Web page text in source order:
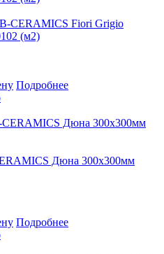
CERAMICS Fiori Grigio
(м2)
Подробнее
Дюна 300x300мм
Подробнее